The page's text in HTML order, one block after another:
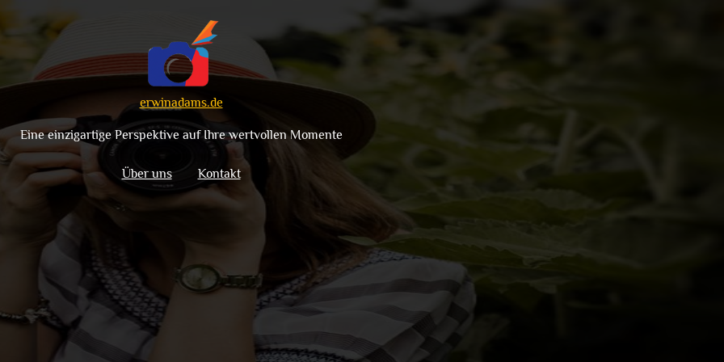
erwinadams.de
Eine einzigartige Perspektive auf Ihre wertvollen Momente
Über uns Kontakt